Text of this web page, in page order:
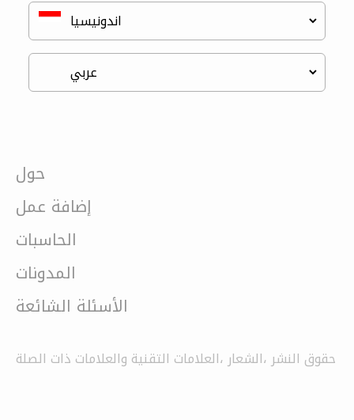
حول
إضافة عمل
الحاسبات
المدونات
الأسئلة الشائعة
حقوق النشر ،الشعار ،العلامات التقنية والعلامات ذات الصلة